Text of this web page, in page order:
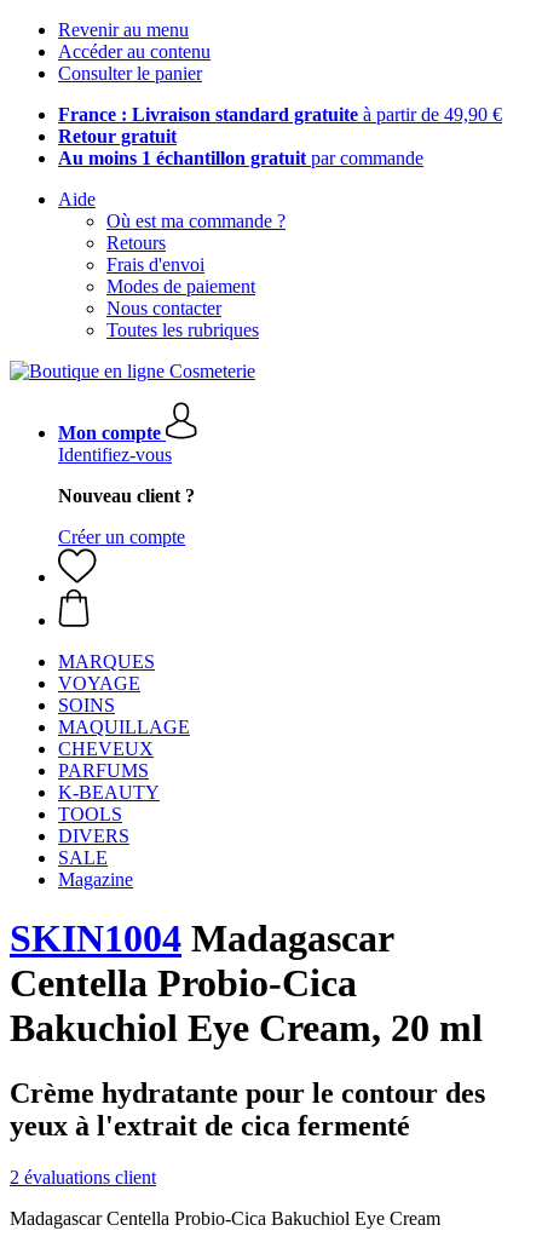
Revenir au menu
Accéder au contenu
Consulter le panier
France : Livraison standard gratuite à partir de 49,90 €
Retour gratuit
Au moins 1 échantillon gratuit par commande
Aide
Où est ma commande ?
Retours
Frais d'envoi
Modes de paiement
Nous contacter
Toutes les rubriques
Mon compte
Identifiez-vous
Nouveau client ?
Créer un compte
MARQUES
VOYAGE
SOINS
MAQUILLAGE
CHEVEUX
PARFUMS
K-BEAUTY
TOOLS
DIVERS
SALE
Magazine
SKIN1004 Madagascar
Centella Probio-Cica
Bakuchiol Eye Cream, 20 ml
Crème hydratante pour le contour des
yeux à l'extrait de cica fermenté
2 évaluations client
Madagascar Centella Probio-Cica Bakuchiol Eye Cream